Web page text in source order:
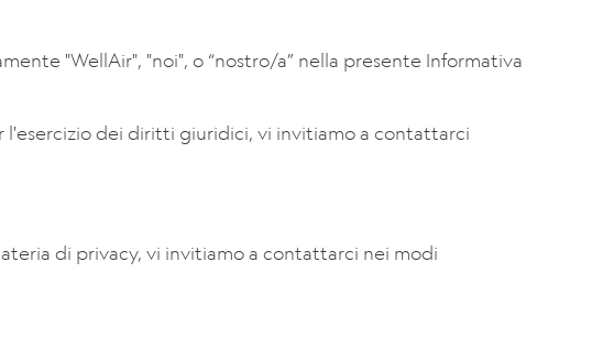
"WellAir", "noi", o “nostro/a” nella presente Informativa
l'esercizio dei diritti giuridici, vi invitiamo a contattarci
di privacy, vi invitiamo a contattarci nei modi